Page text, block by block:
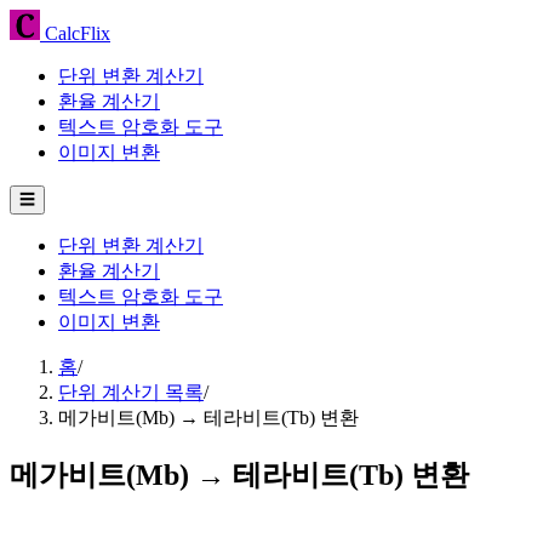
CalcFlix
단위 변환 계산기
환율 계산기
텍스트 암호화 도구
이미지 변환
☰
단위 변환 계산기
환율 계산기
텍스트 암호화 도구
이미지 변환
홈/
단위 계산기 목록/
메가비트(Mb) → 테라비트(Tb) 변환
메가비트(Mb) → 테라비트(Tb) 변환